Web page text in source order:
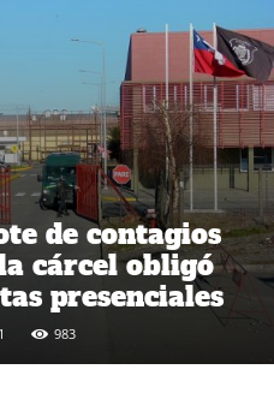
de contagios
cárcel obligó
presenciales
983